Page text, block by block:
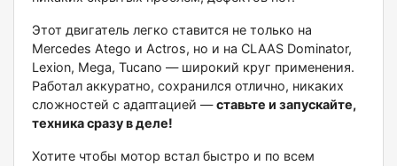
Этот двигатель легко ставится не только на
Mercedes Atego и Actros, но и на CLAAS Dominator,
Lexion, Mega, Tucano — широкий круг применения.
Работал аккуратно, сохранился отлично, никаких
сложностей с адаптацией —ставьте и запускайте,
техника сразу в деле!
Хотите чтобы мотор встал быстро и по всем